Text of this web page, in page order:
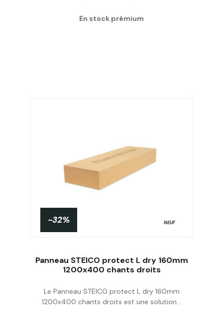
En stock prémium
Acheter
-32% NEUF
Panneau STEICO protect L dry 160mm
1200x400 chants droits
Le Panneau STEICO protect L dry 160mm
1200x400 chants droits est une solution...